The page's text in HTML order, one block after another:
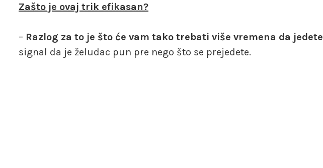
Zašto je ovaj trik efikasan?
– Razlog za to je što će vam tako trebati više vremena da jedete
signal da je želudac pun pre nego što se prejedete.